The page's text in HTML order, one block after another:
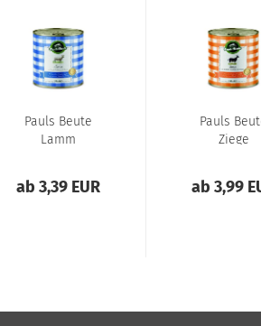
Pauls Beute
Lamm
ab 3,39 EUR
Pauls
Ziege
ab 3,99